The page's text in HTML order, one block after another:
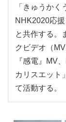
「きゅうかく
NHK2020応
と共作する。
クビデオ（
『感電』MV
カリスエット
て活動する。